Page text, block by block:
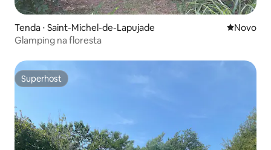
Tenda ⋅ Saint-Michel-de-Lapujade Novo
Novo
Glamping na floresta
Superhost
Superhost